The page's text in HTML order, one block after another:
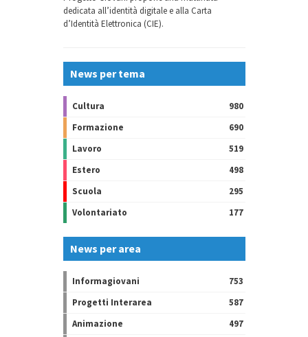
dedicata all’identità digitale e alla Carta
d’Identità Elettronica (CIE).
News per tema
Cultura
980
Formazione
690
Lavoro
519
Estero
498
Scuola
295
Volontariato
177
News per area
Informagiovani
753
Progetti Interarea
587
Animazione
497